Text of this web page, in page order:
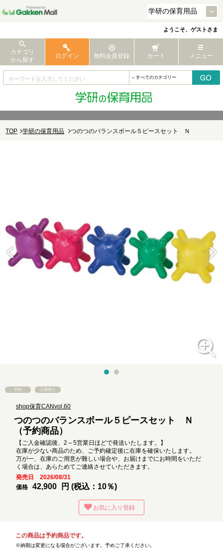
ようこそ、ゲストさま
カテゴリ
から探す
ログイン 無料会員登録 カート メニュー
TOP 学研の保育用品 つのつのバランスボール５ピースセット Ｎ
予約 入荷待ち
shop保育CANvol.60
つのつのバランスボール５ピースセット Ｎ
（予約商品）
【ご入金確認後、2～5営業日ほどで発送いたします。】
在庫が少ない商品のため、ご予約確定後に在庫を確保いたします。
万が一、在庫のご用意が難しい場合や、お届けまでにお時間をいただ
く場合は、あらためてご連絡させていただきます。
発売日 2026/08/31
価格
42,900 円 (税込：10％)
お気に入り登録
この商品は予約商品です。
※納期は変更になる場合がございます。予めご了承ください。